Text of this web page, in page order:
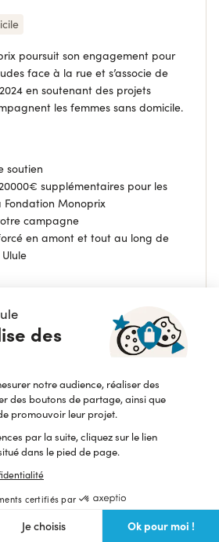
des
notre audience, réaliser des
des boutons de partage, ainsi que
promouvoir leur projet.
par la suite, cliquez sur le lien
dans le pied de page.
certifiés par
Je choisis Ok pour moi !
poursuit son engagement pour
face à la rue et s’associe de
en soutenant des projets
les femmes sans domicile.
soutien
supplémentaires pour les
Monoprix
campagne
en amont et tout au long de
PLUS